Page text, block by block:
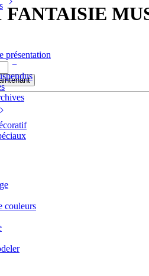
présentation
couleurs
FANTAISIE